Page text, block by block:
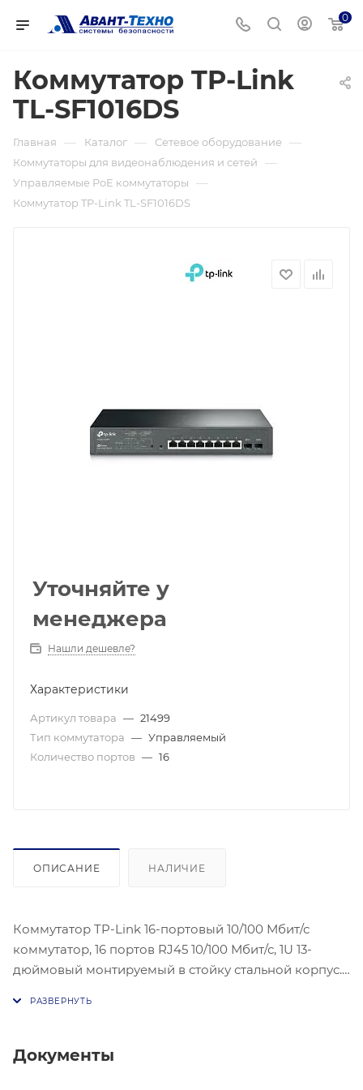
0
Коммутатор TP-Link
TL-SF1016DS
Главная — Каталог — Сетевое оборудование —
Коммутаторы для видеонаблюдения и сетей —
Управляемые PoE коммутаторы —
Коммутатор TP-Link TL-SF1016DS
Уточняйте у
менеджера
Нашли дешевле?
Характеристики
Артикул товара — 21499
Тип коммутатора — Управляемый
Количество портов — 16
ОПИСАНИЕ НАЛИЧИЕ
Коммутатор TP-Link 16-портовый 10/100 Мбит/с
коммутатор, 16 портов RJ45 10/100 Мбит/с, 1U 13-
дюймовый монтируемый в стойку стальной корпус.
недорогое, обеспечивающее безразрывную связь
Документы